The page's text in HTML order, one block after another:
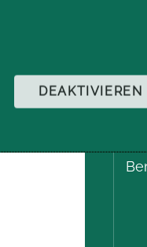
Für
DEAKTIVIEREN